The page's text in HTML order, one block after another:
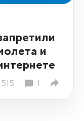
и
515 1